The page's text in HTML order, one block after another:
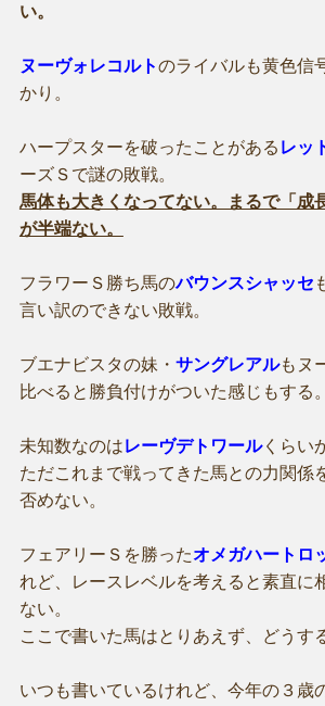
い。
ヌーヴォレコルトのライバルも黄色信
かり。
ハープスターを破ったことがある レッ
ーズＳで謎の敗戦。
馬体も大きくなってない。まるで「成
が半端ない。
フラワーＳ勝ち馬のバウンスシャッセ
言い訳のできない敗戦。
ブエナビスタの妹・ サングレアルもヌ
比べると勝負付けがついた感じもする。
未知数なのはレーヴデトワールくらい
ただこれまで戦ってきた馬との力関係
否めない。
フェアリーＳを勝ったオメガハートロ
れど、レースレベルを考えると素直に
ない。
ここで書いた馬はとりあえず、どうす
いつも書いているけれど、今年の３歳